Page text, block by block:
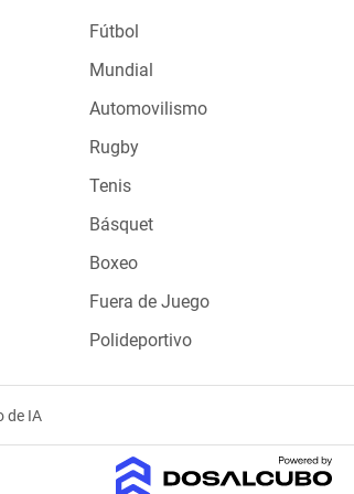
Fútbol
Mundial
Automovilismo
Rugby
Tenis
Básquet
Boxeo
Fuera de Juego
Polideportivo
de IA